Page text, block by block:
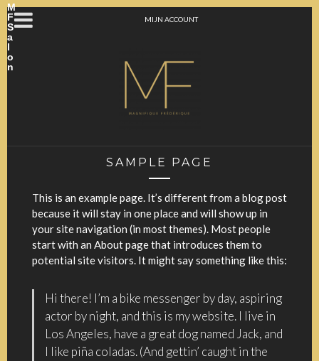
M
F
S
a
l
o
n
MIJN ACCOUNT
SAMPLE PAGE
This is an example page. It’s different from a blog post
because it will stay in one place and will show up in
your site navigation (in most themes). Most people
start with an About page that introduces them to
potential site visitors. It might say something like this:
Hi there! I’m a bike messenger by day, aspiring
actor by night, and this is my website. I live in
Los Angeles, have a great dog named Jack, and
I like piña coladas. (And gettin’ caught in the